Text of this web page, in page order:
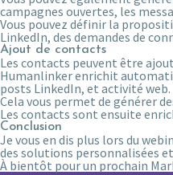
campagnes ouvertes, les
Vous pouvez définir la
LinkedIn, des demandes de
Ajout de contacts
Les contacts peuvent être
Humanlinker enrichit
posts LinkedIn, et activité web.
Cela vous permet de générer
Les contacts sont ensuite
Conclusion
Je vous en dis plus lors du
des solutions personnalisées
À bientôt pour un prochain